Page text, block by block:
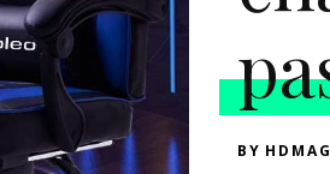
BY HDMAG